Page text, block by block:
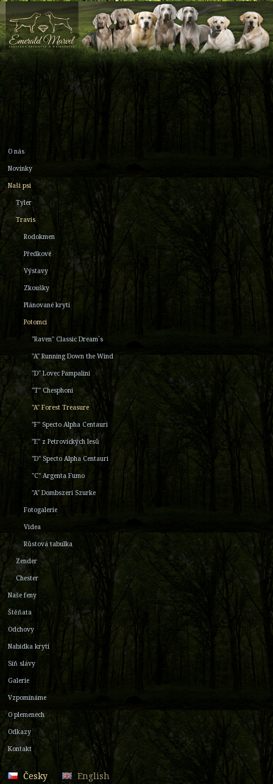
O nás
Novinky
Naši psi
Tyler
Travis
Rodokmen
Předkové
Výstavy
Zkoušky
Plánované krytí
Potomci
"Raven" Classic Dream´s
"A" Running Down the Wind
"D" Lovec Pampalini
"T" Chesphoni
"A" Forest Treasure
"F" Specto Alpha Centauri
"E" z Petrovických lesů
"D" Specto Alpha Centauri
"C" Argenta Fumo
"A" Dombszeri Szurke
Fotogalerie
Videa
Růstová tabulka
Zender
Chester
Naše feny
Štěňata
Odchovy
Nabídka krytí
Síň slávy
Galerie
Vzpomínáme
O plemenech
Odkazy
Kontakt
Česky English